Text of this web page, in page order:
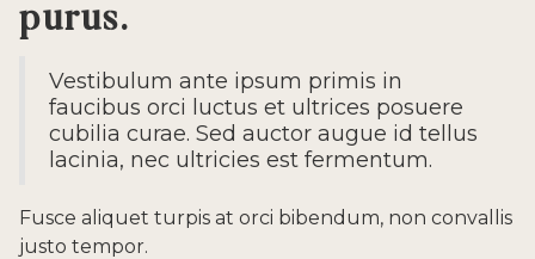
purus.
Vestibulum ante ipsum primis in
faucibus orci luctus et ultrices posuere
cubilia curae. Sed auctor augue id tellus
lacinia, nec ultricies est fermentum.
Fusce aliquet turpis at orci bibendum, non convallis
justo tempor.